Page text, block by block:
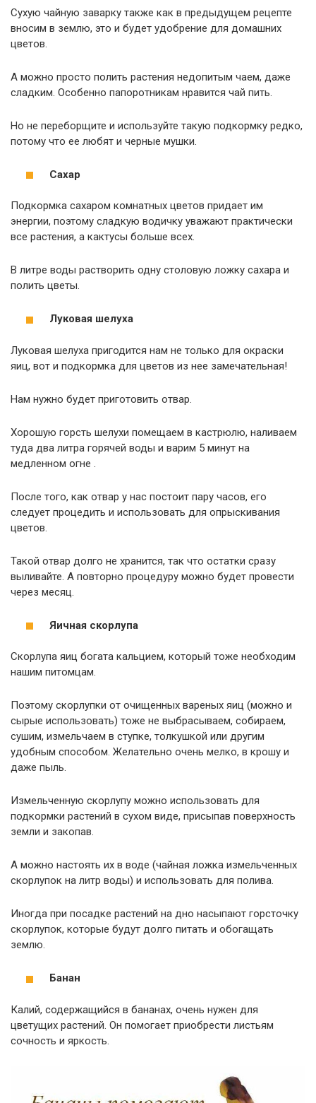
Сухую чайную заварку также как в предыдущем рецепте
вносим в землю, это и будет удобрение для домашних
цветов.
А можно просто полить растения недопитым чаем, даже
сладким. Особенно папоротникам нравится чай пить.
Но не переборщите и используйте такую подкормку редко,
потому что ее любят и черные мушки.
Сахар
Подкормка сахаром комнатных цветов придает им
энергии, поэтому сладкую водичку уважают практически
все растения, а кактусы больше всех.
В литре воды растворить одну столовую ложку сахара и
полить цветы.
Луковая шелуха
Луковая шелуха пригодится нам не только для окраски
яиц, вот и подкормка для цветов из нее замечательная!
Нам нужно будет приготовить отвар.
Хорошую горсть шелухи помещаем в кастрюлю, наливаем
туда два литра горячей воды и варим 5 минут на
медленном огне .
После того, как отвар у нас постоит пару часов, его
следует процедить и использовать для опрыскивания
цветов.
Такой отвар долго не хранится, так что остатки сразу
выливайте. А повторно процедуру можно будет провести
через месяц.
Яичная скорлупа
Скорлупа яиц богата кальцием, который тоже необходим
нашим питомцам.
Поэтому скорлупки от очищенных вареных яиц (можно и
сырые использовать) тоже не выбрасываем, собираем,
сушим, измельчаем в ступке, толкушкой или другим
удобным способом. Желательно очень мелко, в крошу и
даже пыль.
Измельченную скорлупу можно использовать для
подкормки растений в сухом виде, присыпав поверхность
земли и закопав.
А можно настоять их в воде (чайная ложка измельченных
скорлупок на литр воды) и использовать для полива.
Иногда при посадке растений на дно насыпают горсточку
скорлупок, которые будут долго питать и обогащать
землю.
Банан
Калий, содержащийся в бананах, очень нужен для
цветущих растений. Он помогает приобрести листьям
сочность и яркость.